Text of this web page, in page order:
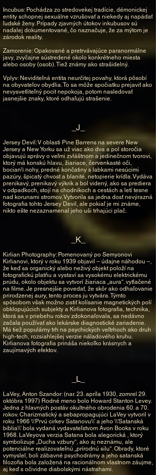
Incubus: Pochádza zo stredovekej tradície, démonickej
entity schopnej sexuálne vzrušovať a niekedy aj napádať
ľudské ženy. Prípady zjavných útokov inkubusov sú
naďalej dokumentované, čo naznačuje, že za mýtom je
zárodok reality.
Zamorenie: Opakované a pretrvávajúce paranormálne
javy, zvyčajne sústredené okolo konkrétneho miesta
alebo osoby (osob). Tiež známy ako strašidelný.
Vplyv: Neviditeľná entita neurčitej povahy, ktorá pôsobí
na obyvateľov obydlia. To sa môže spočiatku prejaviť ako
nevysvetliteľný pocit nepokoja, potom nasledovať
jasnejšie znaky, ktoré odhaľujú strašenie.
_J_
Jersey Devil: V oblasti Pine Barrens na severe New
Jersey a New Yorku sa už viac ako dva a pol storočia
objavujú správy o veľmi zvláštnom a jedinečnom tvorovi,
ktorý má konskú hlavu, žiariace, červenkasté oči,
bocian\\ nohy, predné končatiny s labkami nesúcimi
pazúry, špicatý chvost a blanité, netopierie krídla. Vydáva
prenikavý, prenikavý výkrik a bol videný, ako sa prediera
v odpadkoch, stojí na chodníkoch a cestách a letí tesne
nad korunami stromov. Vytvorila sa jedna dosť nevýrazná
fotografia tohto Jersey Devil, ale pokiaľ je mi známe,
nikto ešte nezaznamenal jeho uši trhajúci plač.
_K_
Kirlian Photography: Pomenovaný po Semyonovi
Kirlianovi, ktorý v roku 1939 objavil – údajne náhodou –,
že keď sa organický alebo neživý objekt položí na
fotografickú platňu a vystaví sa vysokému elektrickému
prúdu, okolo objektu sa vytvorí žiariaca „aura“. vytlačené
na filme. Je presnejšie povedať, že skôr ako odhaľovanie
prirodzenej aury, tento proces ju vytvára. Týmto
spôsobom však možno zistiť kolísanie magnetických polí
obklopujúcich subjekty a Kirlianova fotografia, technika,
ktorá sa v priebehu rokov zdokonaľovala, sa nedávno
začala používať ako lekárske diagnostické zariadenie.
Má tiež populárny trh na psychických veľtrhoch ako druh
high-tech, rozsiahlejšej verzie náladového kruhu.
Kirlianova fotografia prináša niekoľko krásnych a
zaujímavých efektov.
_L_
LaVey, Anton Szandor: (nar. 23. apríla 1930, zomrel 29.
októbra 1997) Rodné meno bolo Howard Stanton Levey.
Jedna z hlavných postáv okultného obrodenia 60. a 70.
rokov. Charizmatický a sebapropagujúci LaVey vytvoril v
roku 1966 \\'Prvú cirkev Satanovu\\' a jeho \\'Satanská
biblia\\' bola vydaná vydavateľstvom Avon Books v roku
1968. LaVeyova verzia Satana bola alegorická , ktorý
symbolizuje „Ducha vzbury“, ako aj neznámu, ale
potenciálne realizovateľnú „prírodnú silu“. Obrady, ktoré
vymyslel, boli zábavné psychodrámy a jeho satanská
filozofia bola založená na racionálnom vlastnom záujme,
aj keď s očividne diabolskými nástrahami.